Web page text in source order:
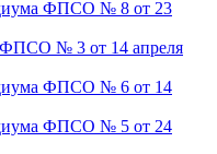
ФПСО № 8 от 23
ФПСО № 3 от 14 апреля
ФПСО № 6 от 14
ФПСО № 5 от 24